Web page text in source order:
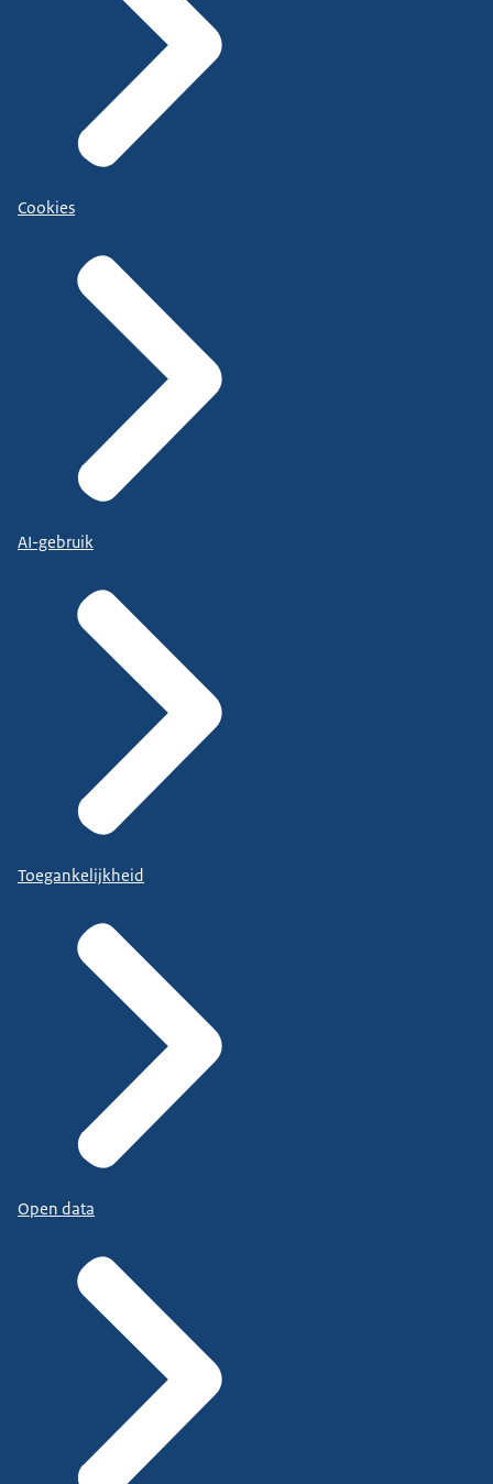
Cookies
AI-gebruik
Toegankelijkheid
Open data